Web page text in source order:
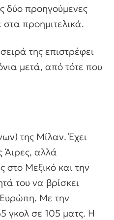
δύο προηγούμενες
προημιτελικά.
της επιστρέφει
μετά, από τότε που
της Μίλαν. Έχει
Άιρες, αλλά
στο Μεξικό και την
του να βρίσκει
Ευρώπη. Με την
γκολ σε 105 ματς. Η